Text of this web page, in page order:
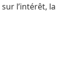
l’intérêt, la